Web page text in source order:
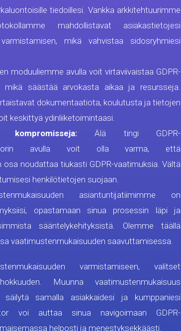
tiedoillesi. Vankka arkkitehtuurimme
mahdollistavat asiakastietojesi
mikä vahvistaa sidosryhmiesi
moduuliemme avulla voit virtaviivaistaa GDPR-
mikä säästää arvokasta aikaa ja resursseja.
dokumentaatiota, koulutusta ja tietojen
keskittyä ydinliiketoimintaasi.
kompromisseja:Älä tingi GDPR-
Viqtorin avulla voit olla varma, että
noudattaa tiukasti GDPR-vaatimuksia. Vältä
henkilötietojen suojaan.
asiantuntijatiimimme on
opastamaan sinua prosessin läpi ja
sääntelykehityksistä. Olemme täällä
vaatimustenmukaisuuden saavuttamisessa.
varmistamiseen, valitset
Muunna vaatimustenmukaisuus
samalla asiakkaidesi ja kumppaniesi
voi auttaa sinua navigoimaan GDPR-
helposti ja menestyksekkäästi.